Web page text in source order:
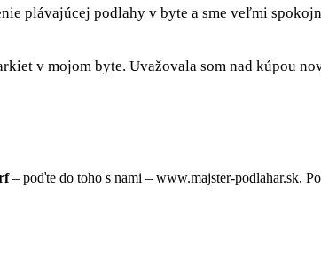
plávajúcej podlahy v byte a sme veľmi
v mojom byte. Uvažovala som nad kúpou
– poďte do toho s nami – www.majster-podlahar.sk.